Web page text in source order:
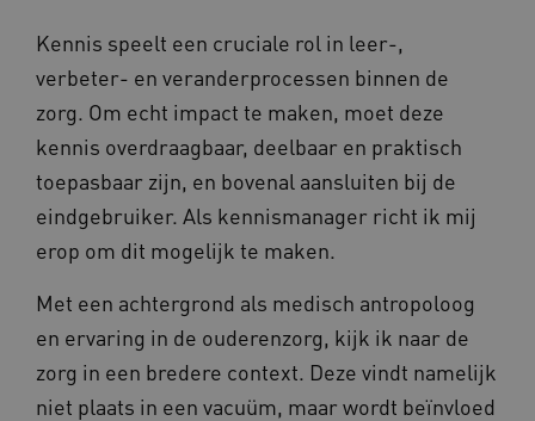
Kennis speelt een cruciale rol in leer-,
verbeter- en veranderprocessen binnen de
zorg. Om echt impact te maken, moet deze
kennis overdraagbaar, deelbaar en praktisch
toepasbaar zijn, en bovenal aansluiten bij de
eindgebruiker. Als kennismanager richt ik mij
erop om dit mogelijk te maken.
Met een achtergrond als medisch antropoloog
en ervaring in de ouderenzorg, kijk ik naar de
zorg in een bredere context. Deze vindt namelijk
niet plaats in een vacuüm, maar wordt beïnvloed